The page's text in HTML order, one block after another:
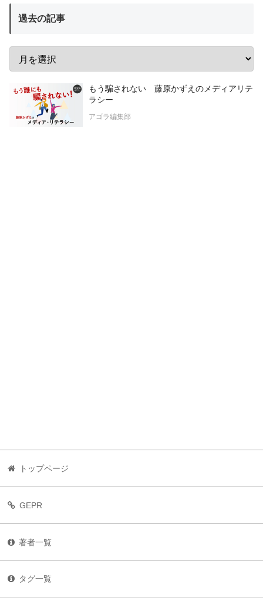
過去の記事
もう騙されない 藤原かずえのメディアリテ
ラシー
アゴラ編集部
トップページ
GEPR
著者一覧
タグ一覧